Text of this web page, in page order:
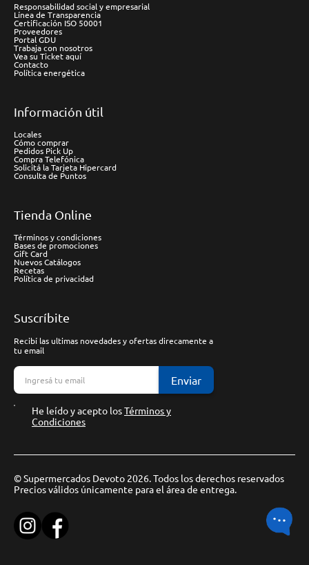
Responsabilidad social y empresarial
Línea de Transparencia
Certificación ISO 50001
Proveedores
Portal GDU
Trabaja con nosotros
Vea su Ticket aquí
Contacto
Política energética
Información útil
Locales
Cómo comprar
Pedidos Pick Up
Compra Telefónica
Solicitá la Tarjeta Hipercard
Consulta de Puntos
Tienda Online
Términos y condiciones
Bases de promociones
Gift Card
Nuevos Catálogos
Recetas
Política de privacidad
Suscríbite
Recibí las ultimas novedades y ofertas direcamente a
tu email
Enviar
He leído y acepto losTérminos y
Condiciones
© Supermercados Devoto 2026. Todos los derechos reservados
Precios válidos únicamente para el área de entrega.